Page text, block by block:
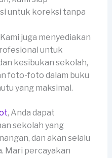
untuk koreksi tanpa
juga menyediakan
untuk
kesibukan sekolah,
foto-foto dalam buku
yang maksimal.
, Anda dapat
sekolah yang
dan akan selalu
Mari percayakan